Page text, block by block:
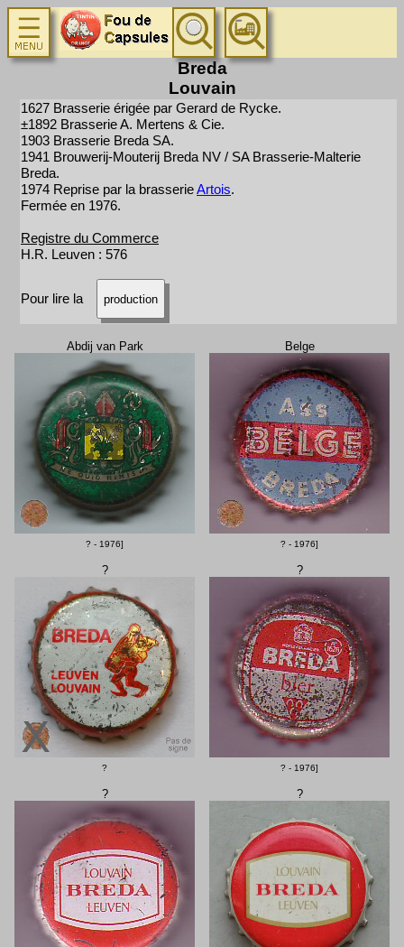
Breda
Louvain
1627 Brasserie érigée par Gerard de Rycke.
±1892 Brasserie A. Mertens & Cie.
1903 Brasserie Breda SA.
1941 Brouwerij-Mouterij Breda NV / SA Brasserie-Malterie
Breda.
1974 Reprise par la brasserieArtois.
Fermée en 1976.
Registre du Commerce
H.R. Leuven : 576
Pour lire la production
Abdij van Park
? - 1976]
Belge
? - 1976]
?
?
?
? - 1976]
? ?